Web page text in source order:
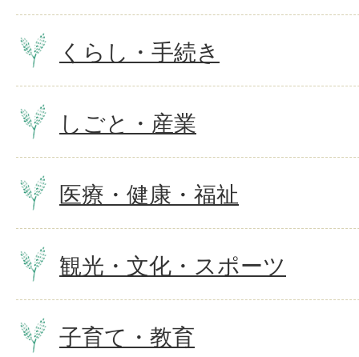
くらし・手続き
しごと・産業
医療・健康・福祉
観光・文化・スポーツ
子育て・教育